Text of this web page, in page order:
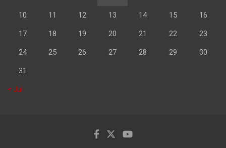
10 11 12 13 14 15 16
17 18 19 20 21 22 23
24 25 26 27 28 29 30
31
« Jul